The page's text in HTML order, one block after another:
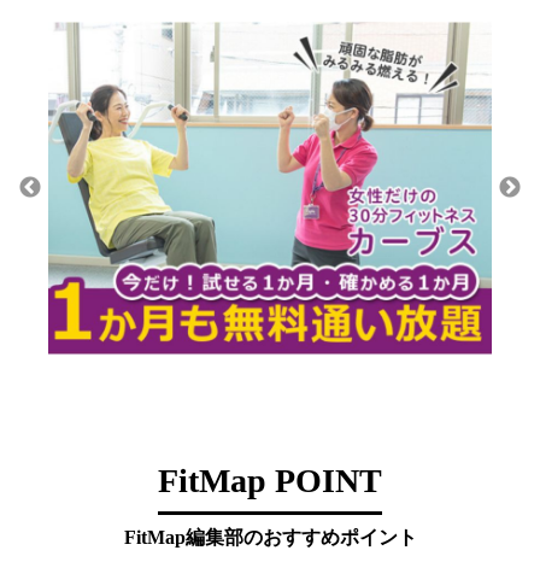
FitMap POINT
FitMap編集部のおすすめポイント